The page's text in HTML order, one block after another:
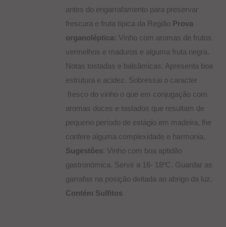
antes do engarrafamento para preservar
frescura e fruta típica da Região Prova
organoléptica: Vinho com aromas de frutos
vermelhos e maduros e alguma fruta negra.
Notas tostadas e balsâmicas. Apresenta boa
estrutura e acidez. Sobressai o caracter
fresco do vinho o que em conjugação com
aromas doces e tostados que resultam de
pequeno período de estágio em madeira, lhe
confere alguma complexidade e harmonia.
Sugestões: Vinho com boa aptidão
gastronómica. Servir a 16- 18ºC. Guardar as
garrafas na posição deitada ao abrigo da luz.
Contém Sulfitos